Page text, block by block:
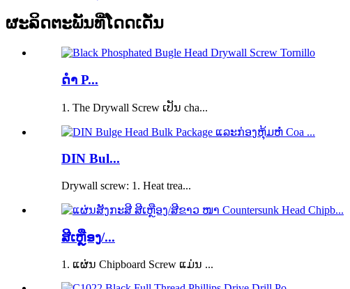
ຜະລິດຕະພັນທີ່ໂດດເດັ່ນ
ດຳ P...
1. The Drywall Screw ເປັນ cha...
DIN Bul...
Drywall screw: 1. Heat trea...
ສີເຫຼືອງ/...
1. ແຜ່ນ Chipboard Screw ແມ່ນ ...